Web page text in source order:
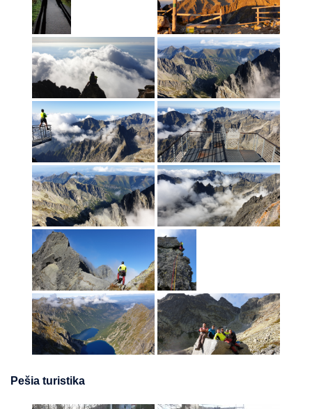
Pešia turistika